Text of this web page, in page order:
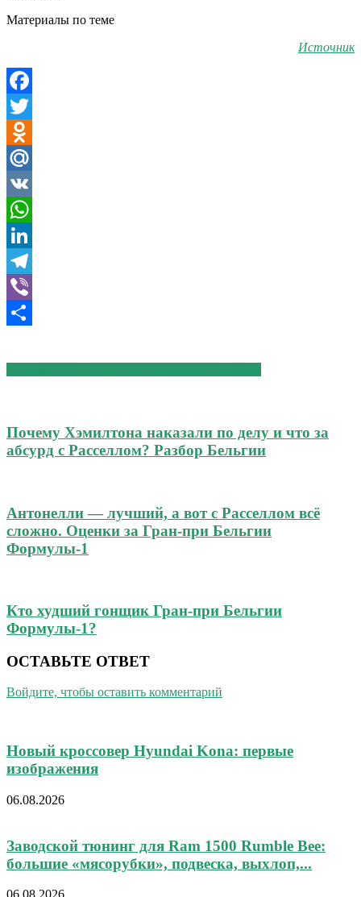
Материалы по теме
Источник
Facebook
Twitter
Odnoklassniki
Mail.Ru
VK
WhatsApp
LinkedIn
Telegram
Viber
Почему Хэмилтона наказали по делу и что за
абсурд с Расселлом? Разбор Бельгии
Антонелли — лучший, а вот с Расселлом всё
сложно. Оценки за Гран-при Бельгии
Формулы-1
Кто худший гонщик Гран-при Бельгии
Формулы-1?
ОСТАВЬТЕ ОТВЕТ
Войдите, чтобы оставить комментарий
Новый кроссовер Hyundai Kona: первые
изображения
06.08.2026
Заводской тюнинг для Ram 1500 Rumble Bee:
большие «мясорубки», подвеска, выхлоп,...